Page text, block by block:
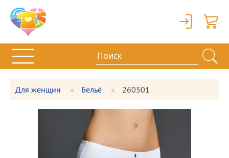
Вход
Для женщин Бельё 260501
Фотографии
Большая